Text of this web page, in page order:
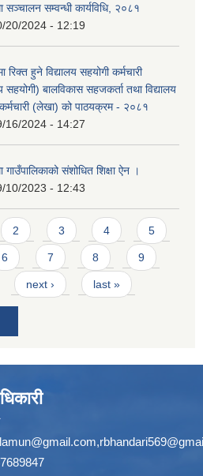
सञ्चालन सम्वन्धी कार्यविधि, २०८१
20/2024 - 12:19
रिक्त हुने विद्यालय सहयोगी कर्मचारी
सहयोगी) बालविकास सहजकर्ता तथा विद्यालय
(लेखा) को पाठयक्रम - २०८१
16/2024 - 14:27
गाउँपालिकाको संशोधित शिक्षा ऐन ।
10/2023 - 12:43
2 3 4 5
6 7 8 9
next › last »
,